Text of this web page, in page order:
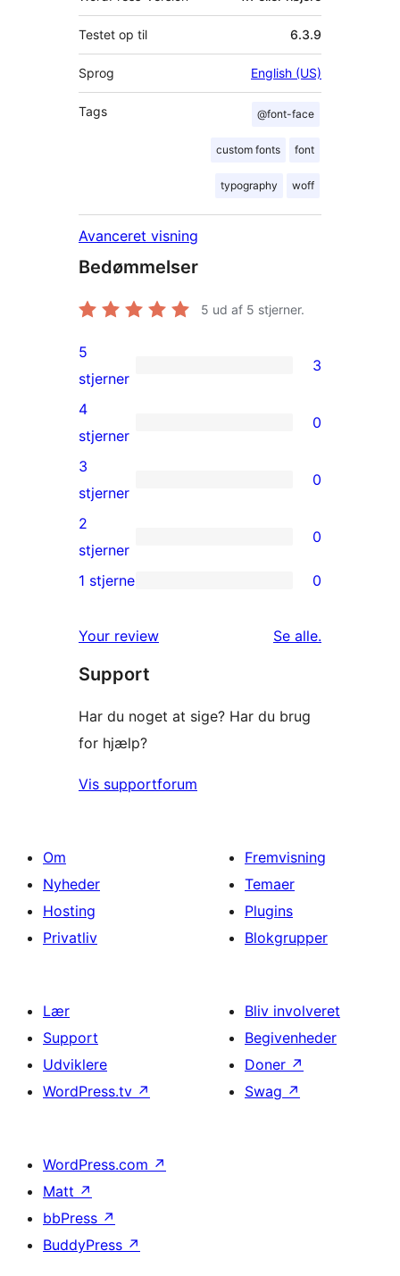
Testet op til 6.3.9
Sprog English (US)
Tags @font-face
custom fonts font
typography woff
Avanceret visning
Bedømmelser
5 ud af 5 stjerner.
3
5-
stjernet
anmeldelser
5
stjerner
3
0
4-
stjernet
anmeldelser
4
stjerner
0
0
3-
stjernet
anmeldelser
3
stjerner
0
0
2-
anmeldelser
2
stjerner
0
stjernet
anmeldelser
1 stjerne 0
Your review Se alleanmeldelser
.
Support
Har du noget at sige? Har du brug
for hjælp?
Vis supportforum
Om
Nyheder
Hosting
Privatliv
Fremvisning
Temaer
Plugins
Blokgrupper
Lær
Support
Udviklere
WordPress.tv ↗
Bliv involveret
Begivenheder
Doner ↗
Swag ↗
WordPress.com ↗
Matt ↗
bbPress ↗
BuddyPress ↗